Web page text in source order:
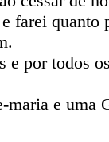
farei quanto
e por todos
maria e uma